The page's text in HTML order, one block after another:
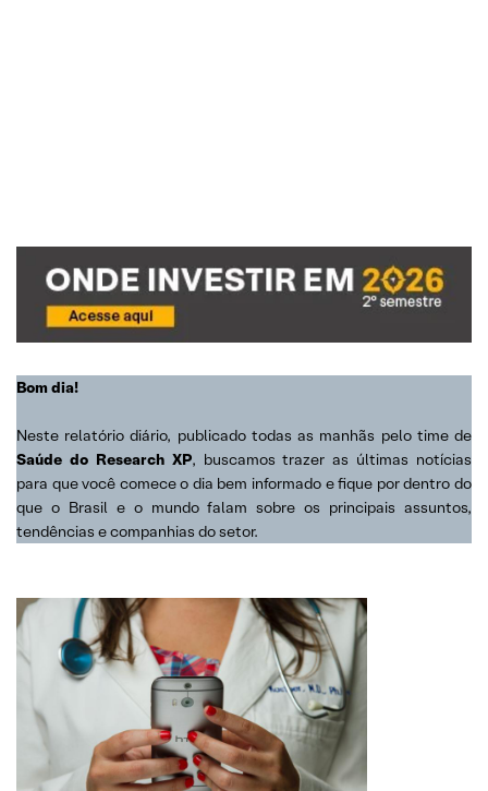
Bom dia!
Neste relatório diário, publicado todas as manhãs pelo time de
Saúde do Research XP, buscamos trazer as últimas notícias
para que você comece o dia bem informado e fique por dentro do
que o Brasil e o mundo falam sobre os principais assuntos,
tendências e companhias do setor.